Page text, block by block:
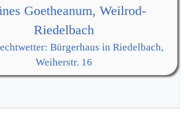
Goetheanum, Weilrod-
Riedelbach
Bürgerhaus in Riedelbach,
Weiherstr. 16